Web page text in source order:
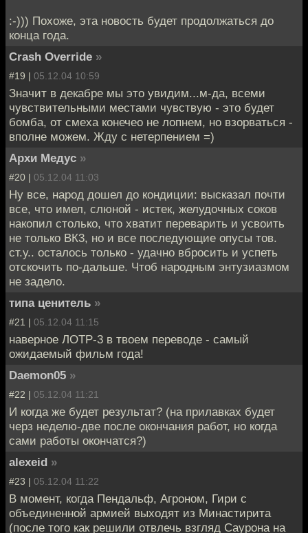
:-))) Похоже, эта новость будет продолжаться до
конца года.
Crash Override »
#19 | 05.12.04 10:59
Значит в декабре мы это увидим...м-да, всеми
чувствительными местами чувствую - это будет
бомба, от смеха конечео не лопнем, но взорваться -
вполне можем. Жду с нетерпением =)
Архи Медус »
#20 | 05.12.04 11:03
Ну все, народ дошел до кондиции: высказал почти
все, что имел, слюной - истек, желудочных соков
накопил столько, что хватит переварить и усвоить
не только ВК3, но и все последующие опусы тов.
ст.у.. осталось только - удачно вбросить и успеть
отскочить по-дальше. Чтоб народным энтузиазмом
не задело.
типа ценитель »
#21 | 05.12.04 11:15
наверное ЛОТР-3 в твоем переводе - самый
ожидаемый фильм года!
Daemon05 »
#22 | 05.12.04 11:21
И когда же будет результат? (на прилавках будет
черз неделю-две после окончания работ, но когда
сами работы окончатся?)
alexeid »
#23 | 05.12.04 11:22
В момент, когда Пендальф, Агроном, Гири с
объединенной армией выходят из Минастирита
(после того как решили отвлечь взгляд Саурона на